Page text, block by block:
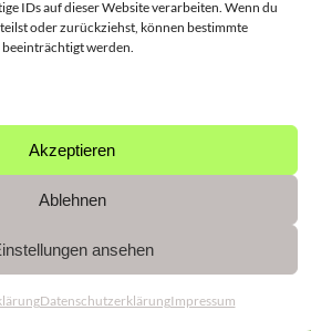
IDs auf dieser Website verarbeiten. Wenn du
oder zurückziehst, können bestimmte
werden.
Akzeptieren
Ablehnen
ansehen
DatenschutzerklärungImpressum